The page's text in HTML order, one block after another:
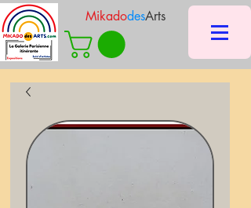
MikadodesArts